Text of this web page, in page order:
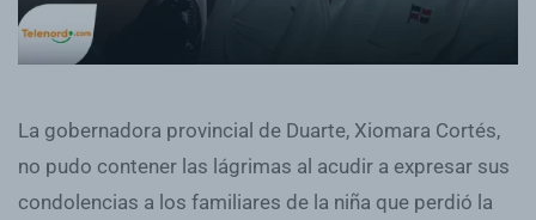
La gobernadora provincial de Duarte, Xiomara Cortés,
no pudo contener las lágrimas al acudir a expresar sus
condolencias a los familiares de la niña que perdió la